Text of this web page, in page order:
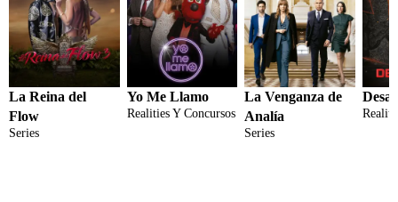
La Reina del
Flow
Series
Yo Me Llamo
Realities Y Concursos
La Venganza de
Analía
Series